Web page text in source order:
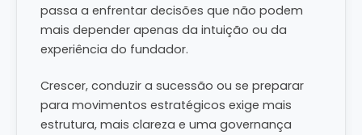
passa a enfrentar decisões que não podem
mais depender apenas da intuição ou da
experiência do fundador.
Crescer, conduzir a sucessão ou se preparar
para movimentos estratégicos exige mais
estrutura, mais clareza e uma governança